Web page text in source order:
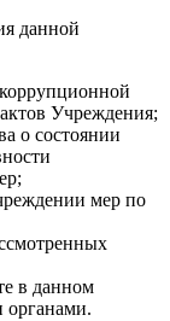
данной
Учреждения;
о состоянии
мер по
в данном
органами.